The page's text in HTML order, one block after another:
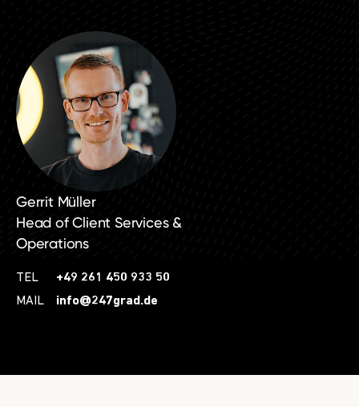
Gerrit Müller
Head of Client Services &
Operations
TEL
+49 261 450 933 50
MAIL
info@247grad.de